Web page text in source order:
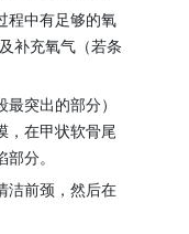
程中有足够的氧
补充氧气（若条
突出的部分）
，在甲状软骨尾
分。
洁前颈，然后在